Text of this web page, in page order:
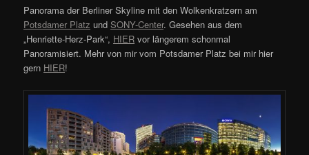
Panorama der Berliner Skyline mit den Wolkenkratzern am
Potsdamer Platz undSONY-Center. Gesehen aus dem
„Henriette-Herz-Park“, HIER vor längerem schonmal
Panoramisiert. Mehr von mir vom Potsdamer Platz bei mir hier
gern HIER!